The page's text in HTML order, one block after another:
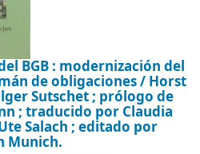
BGB : modernización del
de obligaciones / Horst
Sutschet ; prólogo de
; traducido por Claudia
Salach ; editado por
Munich.